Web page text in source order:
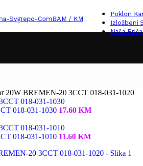
BAM / KM
Poklon
Izložbeni
Naša Priča
20W BREMEN-20 3CCT 018-031-1020
018-031-1030 17.60 KM
018-031-1010 11.60 KM